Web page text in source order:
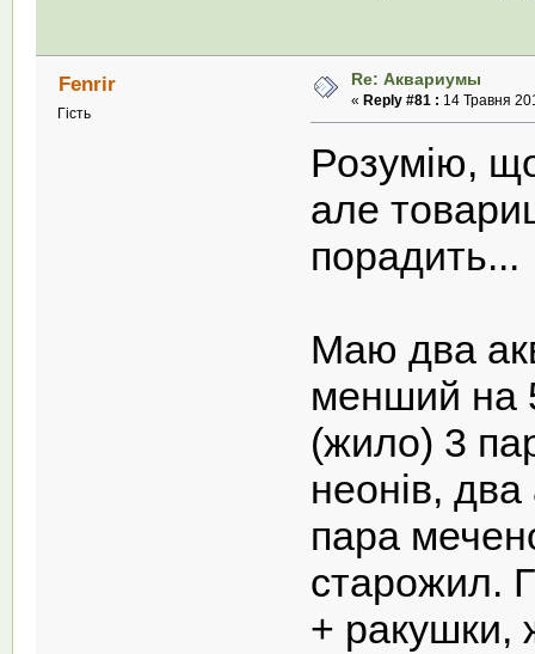
Fenrir
Гість
Re: Аквариумы
« Reply #81 : 14 Травня
Розумію,
але
порадить...
Маю два
менший на
(жило) 3
неонів,
пара
старожил.
+ ракушки,